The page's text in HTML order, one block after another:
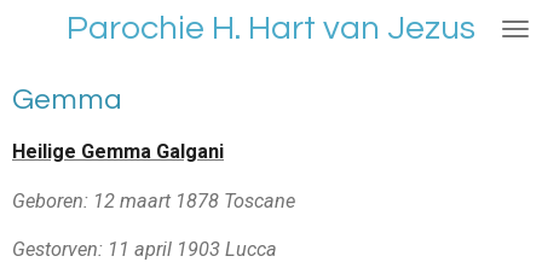
de
hoofdinhoud
Parochie H. Hart van Jezus
Gemma
Heilige Gemma Galgani
Geboren: 12 maart 1878 Toscane
Gestorven: 11 april 1903 Lucca